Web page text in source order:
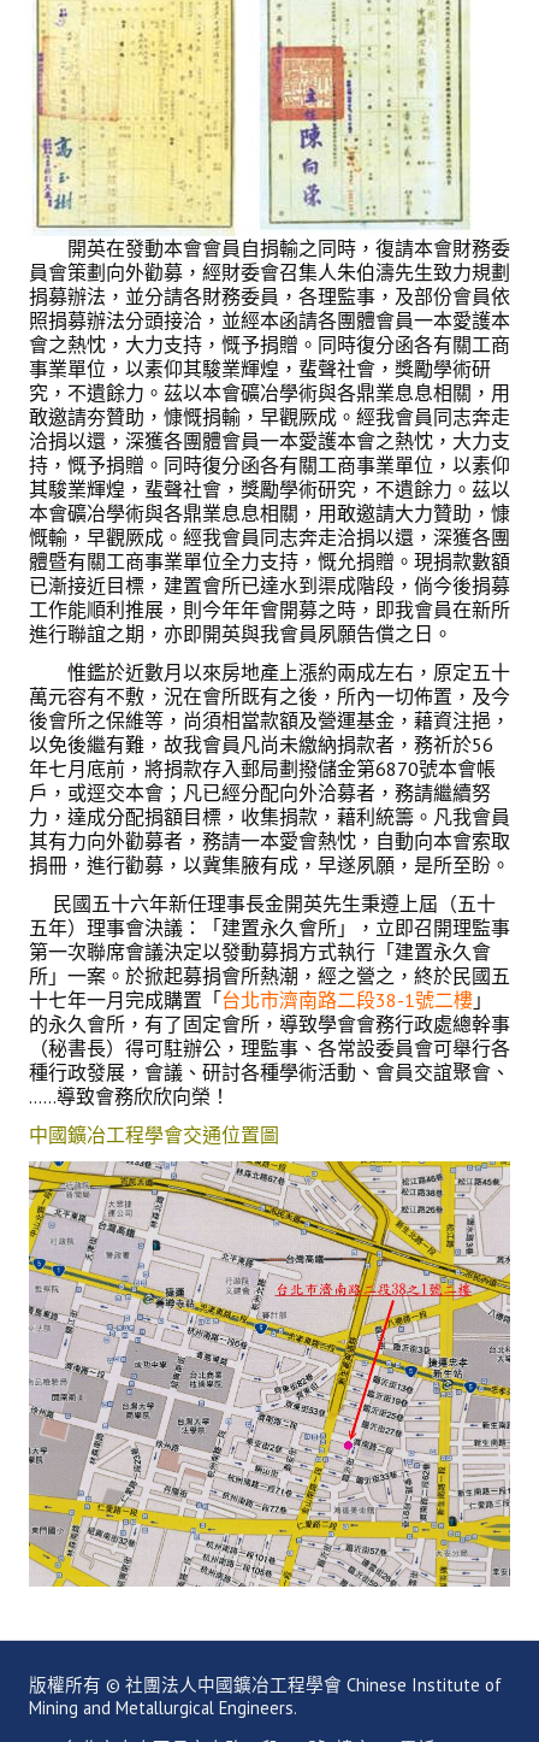
論文評選辦法
學生獎勵金申請辦法
盧善棟獎學金評選辦法
鑛冶期刊徵稿
鑛冶論文獎初選作業細則
鑛冶論文獎複審作業細則
獎章委員會簡則
傑出服務貢獻獎設置辦法
場地租借管理辦法
學會章程
會員代表選舉辦法
追憶盧善棟前理事長
學會獎項
盧善棟獎學金
盧善棟獎學金得獎人
歷年技術獎章得獎人
技術獎章得獎人介紹
歷年大專學生獎勵金得獎人
歷年論文獎得獎人
歷年傑出服務貢獻獎得獎人
歷年保安獎章得獎人
榮譽榜
本會榮獲內政部104年全國性社會暨職業團體工作品鑑「甲等獎」
本會朱前理事長榮獲2012年第30屆國家傑出總經理獎
鑛冶期刊獲行政院頒發雜誌金鼎獎
歷年詹天佑論文獎與中工會論文得獎人
學會出版品
鑛冶期刊 (需登入會員)
鑛冶期刊徵稿
年會手冊
專題討論會論文集
礦冶工程名詞與礦冶辭典
學會電子報
開英在發動本會會員自捐輸之同時，復請本會財務委
員會策劃向外勸募，經財委會召集人朱伯濤先生致力規劃
捐募辦法，並分請各財務委員，各理監事，及部份會員依
照捐募辦法分頭接洽，並經本函請各團體會員一本愛護本
會之熱忱，大力支持，慨予捐贈。同時復分函各有關工商
事業單位，以素仰其駿業輝煌，蜚聲社會，獎勵學術研
究，不遺餘力。茲以本會礦冶學術與各鼎業息息相關，用
敢邀請夯贊助，慷慨捐輸，早觀厥成。經我會員同志奔走
洽捐以還，深獲各團體會員一本愛護本會之熱忱，大力支
持，慨予捐贈。同時復分函各有關工商事業單位，以素仰
其駿業輝煌，蜚聲社會，獎勵學術研究，不遺餘力。茲以
本會礦冶學術與各鼎業息息相關，用敢邀請大力贊助，慷
慨輸，早觀厥成。經我會員同志奔走洽捐以還，深獲各團
體暨有關工商事業單位全力支持，慨允捐贈。現捐款數額
已漸接近目標，建置會所已達水到渠成階段，倘今後捐募
工作能順利推展，則今年年會開募之時，即我會員在新所
進行聯誼之期，亦即開英與我會員夙願告償之日。
惟鑑於近數月以來房地產上漲約兩成左右，原定五十
萬元容有不敷，況在會所既有之後，所內一切佈置，及今
後會所之保維等，尚須相當款額及營運基金，藉資注挹，
以免後繼有難，故我會員凡尚未繳納捐款者，務祈於56
年七月底前，將捐款存入郵局劃撥儲金第6870號本會帳
戶，或逕交本會；凡已經分配向外洽募者，務請繼續努
力，達成分配捐額目標，收集捐款，藉利統籌。凡我會員
其有力向外勸募者，務請一本愛會熱忱，自動向本會索取
捐冊，進行勸募，以冀集腋有成，早遂夙願，是所至盼。
民國五十六年新任理事長金開英先生秉遵上屆（五十
五年）理事會決議：「建置永久會所」，立即召開理監事
第一次聯席會議決定以發動募捐方式執行「建置永久會
所」一案。於掀起募捐會所熱潮，經之營之，終於民國五
十七年一月完成購置「台北市濟南路二段38-1號二樓 」
的永久會所，有了固定會所，導致學會會務行政處總幹事
（秘書長）得可駐辦公，理監事、各常設委員會可舉行各
種行政發展，會議、研討各種學術活動、會員交誼聚會、
……導致會務欣欣向榮！
中國鑛冶工程學會交通位置圖
版權所有 © 社團法人中國鑛冶工程學會 Chinese Institute of
Mining and Metallurgical Engineers.